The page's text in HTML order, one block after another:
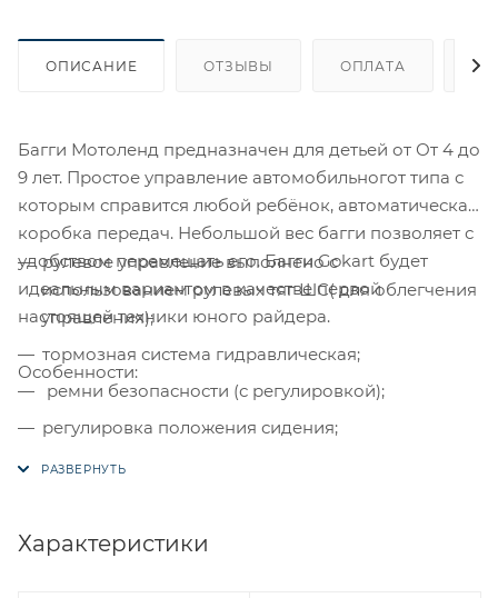
ОПИСАНИЕ ОТЗЫВЫ ОПЛАТА
Багги Мотоленд предназначен для детьей от От 4 до
9 лет. Простое управление автомобильногот типа с
которым справится любой ребёнок, автоматическая
коробка передач. Небольшой вес багги позволяет с
удобством перемещать его. Багги Gokart будет
идеальным вариантом в качестве первой
настоящей техники юного райдера.
Особенности:
рулевое управление выполнено с
использованием рулевых тяг ШС( для облегчения
управления);
тормозная система гидравлическая;
ремни безопасности (с регулировкой);
регулировка положения сидения;
уместное анатомическое сидение;
защита цепи и тормозного диска;
Характеристики